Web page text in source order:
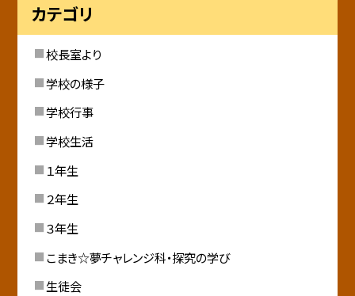
カテゴリ
校長室より
学校の様子
学校行事
学校生活
１年生
２年生
３年生
こまき☆夢チャレンジ科・探究の学び
生徒会